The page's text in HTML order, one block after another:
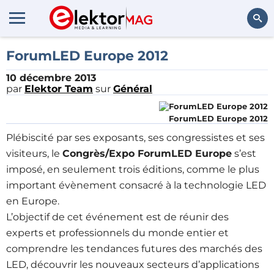
ForumLED Europe 2012
10 décembre 2013
par Elektor Team sur Général
ForumLED Europe 2012
Plébiscité par ses exposants, ses congressistes et ses
visiteurs, le Congrès/Expo ForumLED Europe s’est
imposé, en seulement trois éditions, comme le plus
important évènement consacré à la technologie LED
en Europe.
L’objectif de cet événement est de réunir des
experts et professionnels du monde entier et
comprendre les tendances futures des marchés des
LED, découvrir les nouveaux secteurs d’applications